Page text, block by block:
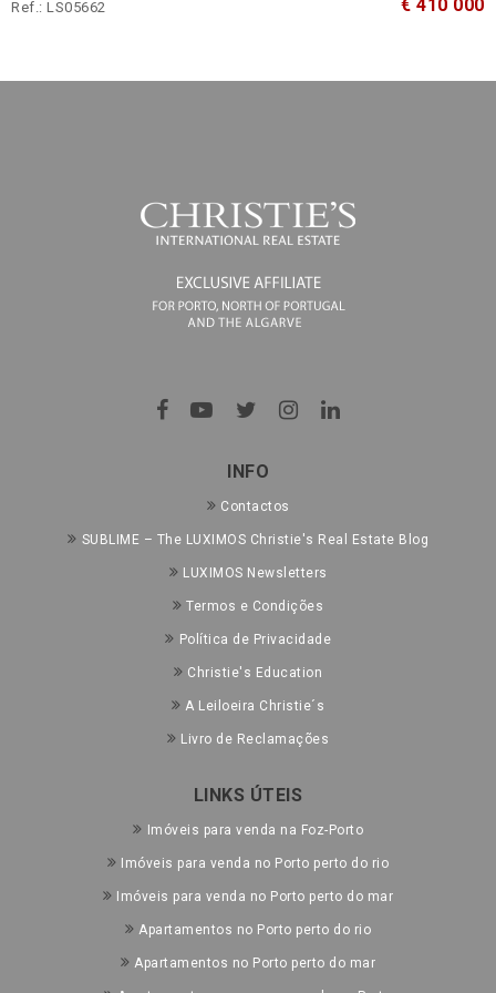
Ref.: LS05662 € 410 000
INFO
Contactos
SUBLIME – The LUXIMOS Christie's Real Estate Blog
LUXIMOS Newsletters
Termos e Condições
Política de Privacidade
Christie's Education
A Leiloeira Christie´s
Livro de Reclamações
LINKS ÚTEIS
Imóveis para venda na Foz-Porto
Imóveis para venda no Porto perto do rio
Imóveis para venda no Porto perto do mar
Apartamentos no Porto perto do rio
Apartamentos no Porto perto do mar